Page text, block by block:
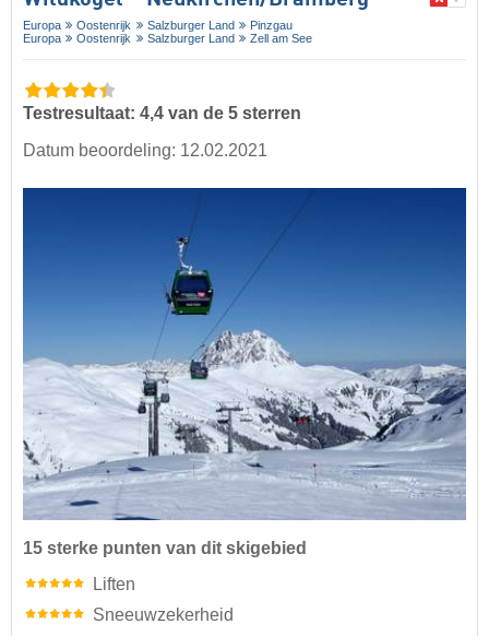
Europa Oostenrijk Salzburger Land
Pinzgau
Europa
Oostenrijk Salzburger Land Zell am See
Testresultaat: 4,4 van de 5 sterren
Datum beoordeling: 12.02.2021
15 sterke punten van dit skigebied
Liften
Sneeuwzekerheid